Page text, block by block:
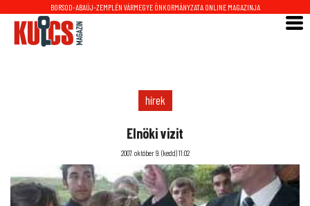
BORSOD-ABAÚJ-ZEMPLÉN VÁRMEGYE ÖNKORMÁNYZATA ONLINE MAGAZINJA
hírek
Elnöki vizit
2007. október 9. (kedd) 11:02